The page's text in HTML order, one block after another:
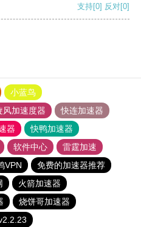
支持[0] 反对[0]
小蓝鸟
风加速度器
快连加速器
器
快鸭加速器
软件中心
雷霆加速
VPN
免费的加速器推荐
火箭加速器
烧饼哥加速器